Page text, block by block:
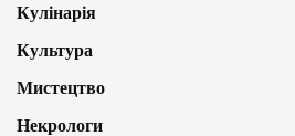
Кулінарія
Культура
Мистецтво
Некрологи